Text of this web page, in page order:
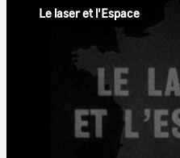
Le laser et l'Espace